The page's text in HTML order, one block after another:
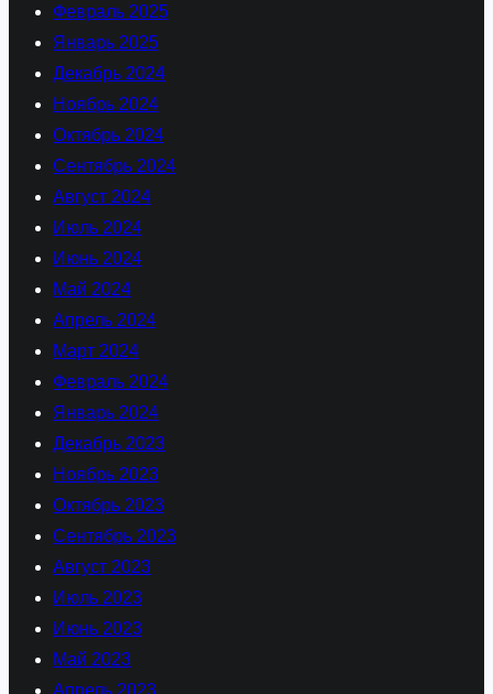
Февраль 2025
Январь 2025
Декабрь 2024
Ноябрь 2024
Октябрь 2024
Сентябрь 2024
Август 2024
Июль 2024
Июнь 2024
Май 2024
Апрель 2024
Март 2024
Февраль 2024
Январь 2024
Декабрь 2023
Ноябрь 2023
Октябрь 2023
Сентябрь 2023
Август 2023
Июль 2023
Июнь 2023
Май 2023
Апрель 2023